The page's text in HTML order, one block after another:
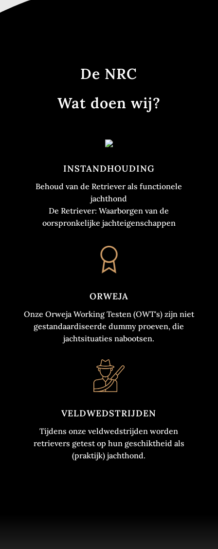
De NRC
Wat doen wij?
INSTANDHOUDING
Behoud van de Retriever als functionele
jachthond
De Retriever: Waarborgen van de
oorspronkelijke jachteigenschappen
ORWEJA
Onze Orweja Working Testen (OWT's) zijn niet
gestandaardiseerde dummy proeven, die
jachtsituaties nabootsen.
VELDWEDSTRIJDEN
Tijdens onze veldwedstrijden worden
retrievers getest op hun geschiktheid als
(praktijk) jachthond.